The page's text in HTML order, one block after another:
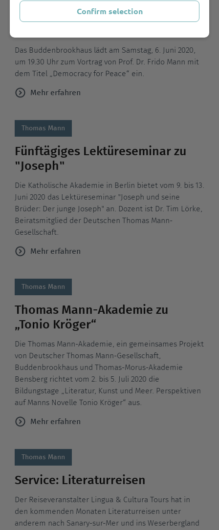
Vortrag mit Frido Mann
Das Buddenbrookhaus lädt am Samstag, 6. Juni 2020,
um 19.30 Uhr zum Vortrag von Prof. Dr. Frido Mann mit
dem Titel „Democracy for Peace“ ein.
Mehr erfahren
Thomas Mann
Fünftägiges Lektüreseminar zu
"Joseph"
Die Katholische Akademie in Berlin bietet vom 9. bis 13.
Juni 2020 das Lektüreseminar "Joseph und seine
Brüder: Der junge Joseph" an. Dozent ist Dr. Tim Lörke,
Beiratsmitglied der Deutschen Thomas Mann-
Gesellschaft.
Mehr erfahren
Thomas Mann
Thomas Mann-Akademie zu
„Tonio Kröger“
Die Thomas Mann-Akademie, ein gemeinsames Projekt
von Deutscher Thomas Mann-Gesellschaft,
Buddenbrookhaus und Thomas-Morus-Akademie
Bensberg richtet vom 2. bis 5. Juli 2020 die
Bildungstage „Literatur, Kunst und Meer. Perspektiven
auf Manns Novelle Tonio Kröger“ aus.
Mehr erfahren
Thomas Mann
Service: Literaturreisen
Der Reiseveranstalter Lingua & Cultura Tours hat in
den kommenden Monaten Literaturreisen unter
anderem nach Sanary-sur-Mer und ins Weserbergland
Confirm selection